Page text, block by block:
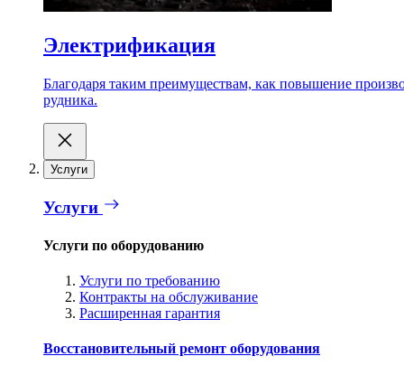
Электрификация
Благодаря таким преимуществам, как повышение
рудника.
Услуги
Услуги
Услуги по оборудованию
Услуги по требованию
Контракты на обслуживание
Расширенная гарантия
Восстановительный ремонт оборудования